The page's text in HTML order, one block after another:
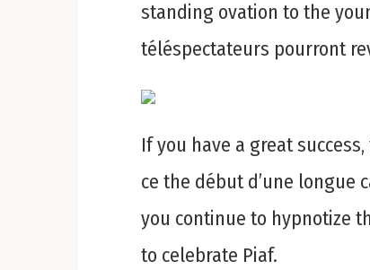
standing ovation to the
téléspectateurs pourront
If you have a great
ce the début d’une longue
you continue to hypnotize
to celebrate Piaf.